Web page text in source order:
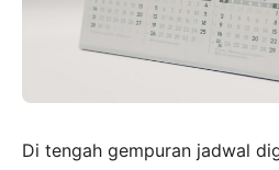
Di tengah gempuran jadwal